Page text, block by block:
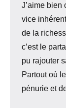
J’aime bien
vice
de la
c’est le
pu rajouter
Partout où
pénurie et